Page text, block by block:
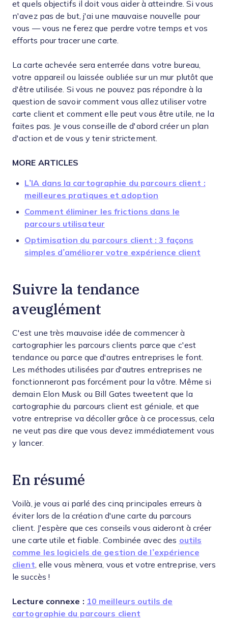
et quels objectifs il doit vous aider à atteindre. Si vous
n'avez pas de but, j'ai une mauvaise nouvelle pour
vous — vous ne ferez que perdre votre temps et vos
efforts pour tracer une carte.
La carte achevée sera enterrée dans votre bureau,
votre appareil ou laissée oubliée sur un mur plutôt que
d'être utilisée. Si vous ne pouvez pas répondre à la
question de savoir comment vous allez utiliser votre
carte client et comment elle peut vous être utile, ne la
faites pas. Je vous conseille de d'abord créer un plan
d'action et de vous y tenir strictement.
MORE ARTICLES
L’IA dans la cartographie du parcours client :
meilleures pratiques et adoption
Comment éliminer les frictions dans le
parcours utilisateur
Optimisation du parcours client : 3 façons
simples d’améliorer votre expérience client
Suivre la tendance
aveuglément
C'est une très mauvaise idée de commencer à
cartographier les parcours clients parce que c'est
tendance ou parce que d'autres entreprises le font.
Les méthodes utilisées par d'autres entreprises ne
fonctionneront pas forcément pour la vôtre. Même si
demain Elon Musk ou Bill Gates tweetent que la
cartographie du parcours client est géniale, et que
votre entreprise va décoller grâce à ce processus, cela
ne veut pas dire que vous devez immédiatement vous
y lancer.
En résumé
Voilà, je vous ai parlé des cinq principales erreurs à
éviter lors de la création d'une carte du parcours
client. J'espère que ces conseils vous aideront à créer
une carte utile et fiable. Combinée avec des outils
comme les logiciels de gestion de l’expérience
client , elle vous mènera, vous et votre entreprise, vers
le succès !
Lecture connexe : 10 meilleurs outils de
cartographie du parcours client